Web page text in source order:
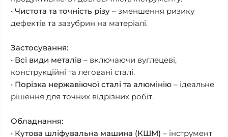
• Чистота та точність різу – зменшення ризику
дефектів та зазубрин на матеріалі.
Застосування:
• Всі види металів – включаючи вуглецеві,
конструкційні та леговані сталі.
• Порізка нержавіючої сталі та алюмінію – ідеальне
рішення для точних відрізних робіт.
Обладнання:
• Кутова шліфувальна машина (КШМ) – інструмент